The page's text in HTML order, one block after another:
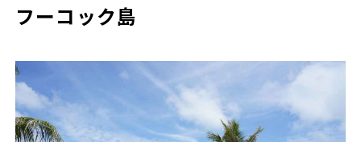
フーコック島